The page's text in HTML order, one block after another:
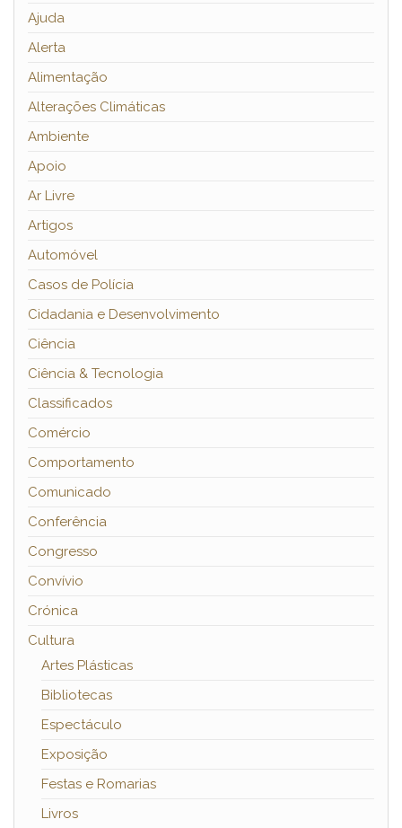
Ajuda
Alerta
Alimentação
Alterações Climáticas
Ambiente
Apoio
Ar Livre
Artigos
Automóvel
Casos de Polícia
Cidadania e Desenvolvimento
Ciência
Ciência & Tecnologia
Classificados
Comércio
Comportamento
Comunicado
Conferência
Congresso
Convívio
Crónica
Cultura
Artes Plásticas
Bibliotecas
Espectáculo
Exposição
Festas e Romarias
Livros